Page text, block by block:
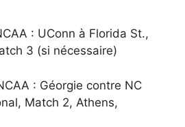
: UConn à Florida St.,
3 (si nécessaire)
: Géorgie contre NC
Match 2, Athens,